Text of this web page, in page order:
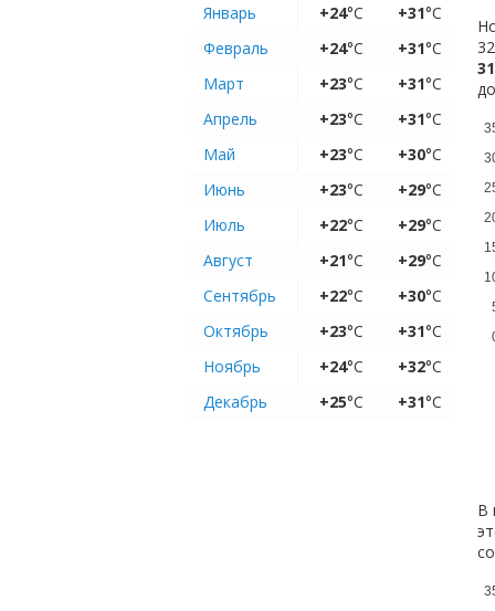
Январь
+24°C +31°C
Февраль
+24°C +31°C
Март
+23°C +31°C
Апрель
+23°C +31°C
Май
+23°C +30°C
Июнь
+23°C +29°C
Июль
+22°C +29°C
Август
+21°C +29°C
Сентябрь
+22°C +30°C
Октябрь
+23°C +31°C
Ноябрь
+24°C +32°C
Декабрь
+25°C +31°C
В